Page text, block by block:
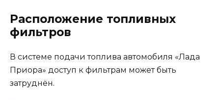
Расположение топливных
фильтров
В системе подачи топлива автомобиля «Лада
Приора» доступ к фильтрам может быть
затруднён.